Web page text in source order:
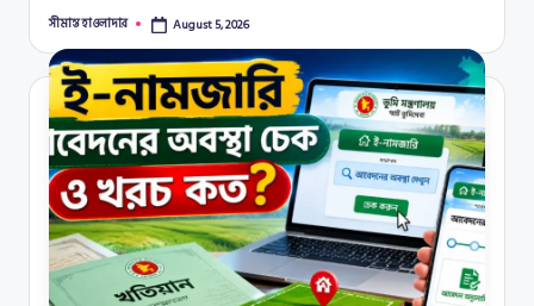
Posted
সীমান্ত হাওলাদার August 5, 2026